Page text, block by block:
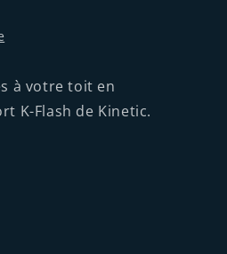
à votre toit en
K-Flash de Kinetic.